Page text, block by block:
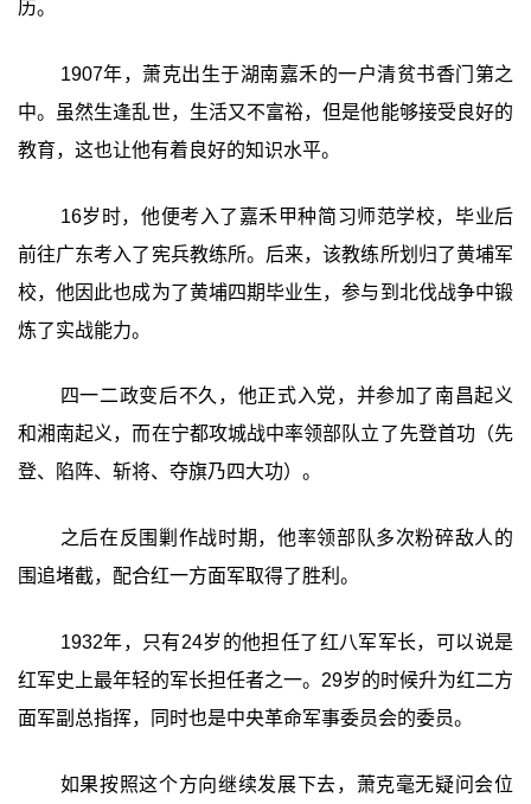
历。
1907年，萧克出生于湖南嘉禾的一户清贫书香门第之
中。虽然生逢乱世，生活又不富裕，但是他能够接受良好的
教育，这也让他有着良好的知识水平。
16岁时，他便考入了嘉禾甲种简习师范学校，毕业后
前往广东考入了宪兵教练所。后来，该教练所划归了黄埔军
校，他因此也成为了黄埔四期毕业生，参与到北伐战争中锻
炼了实战能力。
四一二政变后不久，他正式入党，并参加了南昌起义
和湘南起义，而在宁都攻城战中率领部队立了先登首功（先
登、陷阵、斩将、夺旗乃四大功）。
之后在反围剿作战时期，他率领部队多次粉碎敌人的
围追堵截，配合红一方面军取得了胜利。
1932年，只有24岁的他担任了红八军军长，可以说是
红军史上最年轻的军长担任者之一。29岁的时候升为红二方
面军副总指挥，同时也是中央革命军事委员会的委员。
如果按照这个方向继续发展下去，萧克毫无疑问会位